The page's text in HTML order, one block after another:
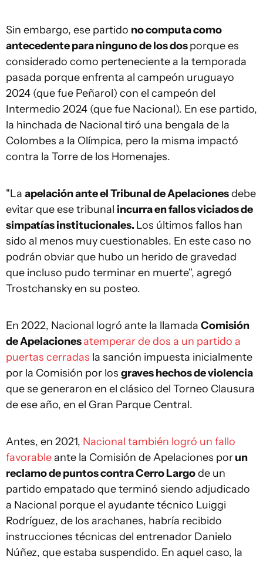
Sin embargo, ese partido no computa como
antecedente para ninguno de los dosporque es
considerado como perteneciente a la temporada
pasada porque enfrenta al campeón uruguayo
2024 (que fue Peñarol) con el campeón del
Intermedio 2024 (que fue Nacional). En ese partido,
la hinchada de Nacional tiró una bengala de la
Colombes a la Olímpica, pero la misma impactó
contra la Torre de los Homenajes.
"La apelación ante el Tribunal de Apelacionesdebe
evitar que ese tribunal incurra en fallos viciados de
simpatías institucionales. Los últimos fallos han
sido al menos muy cuestionables. En este caso no
podrán obviar que hubo un herido de gravedad
que incluso pudo terminar en muerte", agregó
Trostchansky en su posteo.
En 2022, Nacional logró ante la llamada Comisión
de Apelacionesatemperar de dos a un partido a
puertas cerradas la sanción impuesta inicialmente
por la Comisión por los graves hechos de violencia
que se generaron en el clásico del Torneo Clausura
de ese año, en el Gran Parque Central.
Antes, en 2021, Nacional también logró un fallo
favorableante la Comisión de Apelaciones porun
reclamo de puntos contra Cerro Largode un
partido empatado que terminó siendo adjudicado
a Nacional porque el ayudante técnico Luiggi
Rodríguez, de los arachanes, habría recibido
instrucciones técnicas del entrenador Danielo
Núñez, que estaba suspendido. En aquel caso, la